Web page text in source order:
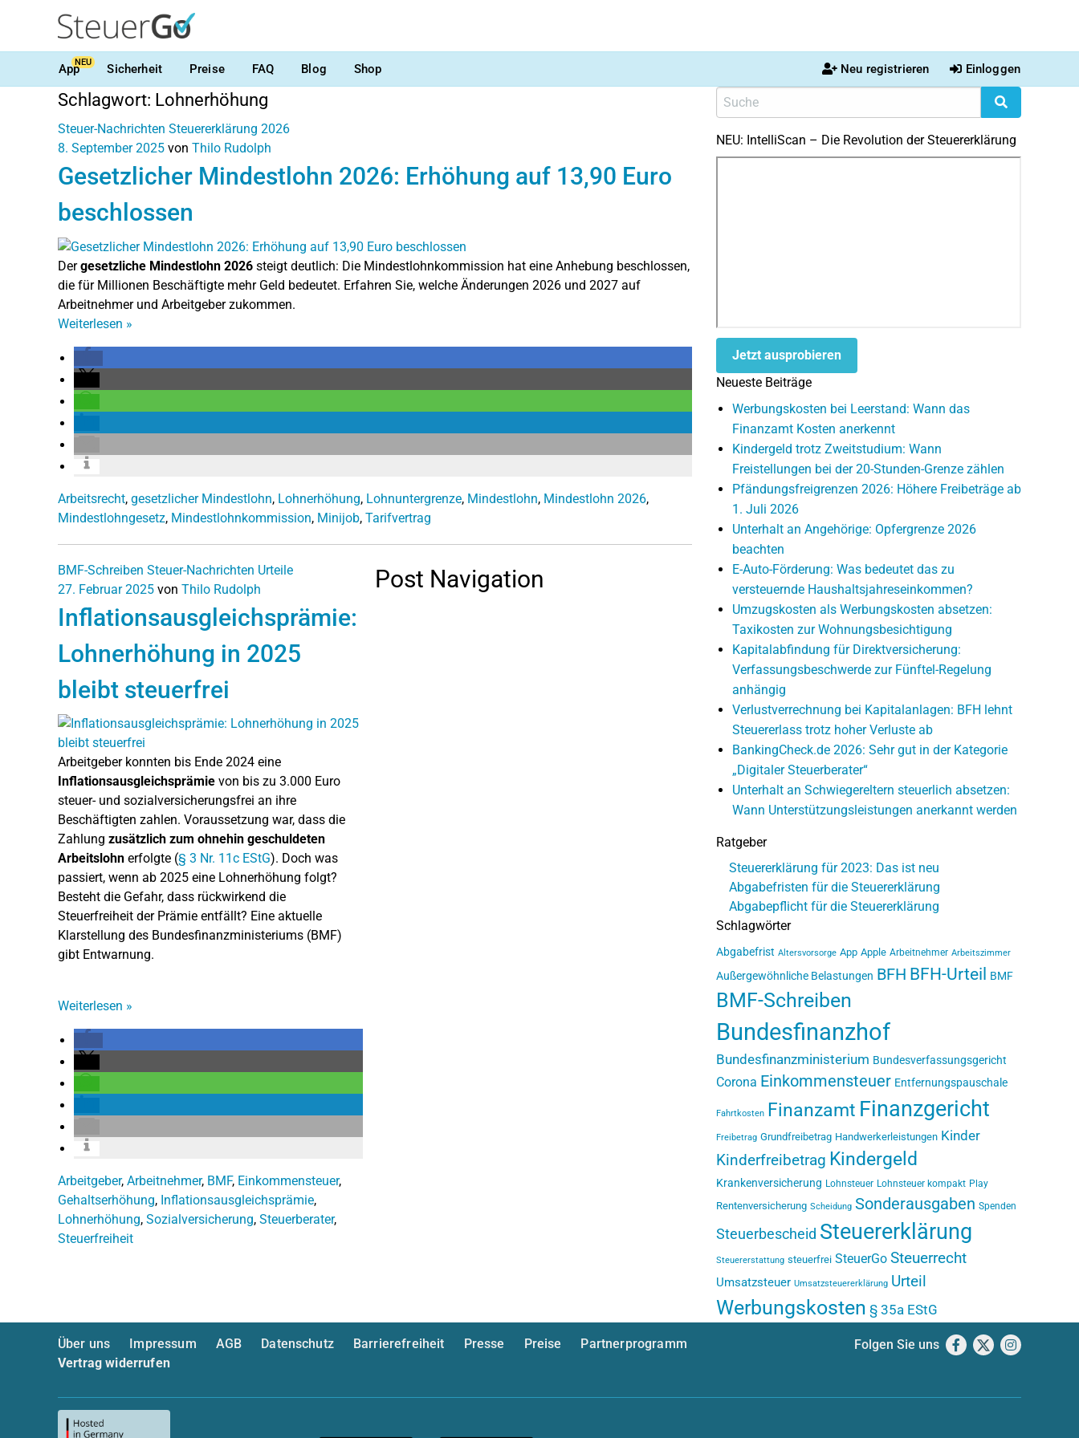
AppNEU Sicherheit Preise FAQ Blog Shop Neu registrieren Einloggen
Schlagwort: Lohnerhöhung
Steuer-Nachrichten Steuererklärung 2026
8. September 2025 von Thilo Rudolph
Gesetzlicher Mindestlohn 2026: Erhöhung auf 13,90 Euro
beschlossen
Dergesetzliche Mindestlohn 2026 steigt deutlich: Die Mindestlohnkommission hat eine Anhebung beschlossen,
die für Millionen Beschäftigte mehr Geld bedeutet. Erfahren Sie, welche Änderungen 2026 und 2027 auf
Arbeitnehmer und Arbeitgeber zukommen.
Weiterlesen »
Arbeitsrecht, gesetzlicher Mindestlohn, Lohnerhöhung, Lohnuntergrenze, Mindestlohn, Mindestlohn 2026,
Mindestlohngesetz, Mindestlohnkommission, Minijob, Tarifvertrag
BMF-Schreiben Steuer-Nachrichten Urteile
27. Februar 2025 von Thilo Rudolph
Inflationsausgleichsprämie:
Lohnerhöhung in 2025
bleibt steuerfrei
Arbeitgeber konnten bis Ende 2024 eine
Inflationsausgleichsprämie von bis zu 3.000 Euro
steuer- und sozialversicherungsfrei an ihre
Beschäftigten zahlen. Voraussetzung war, dass die
Zahlung zusätzlich zum ohnehin geschuldeten
Arbeitslohn erfolgte (§ 3 Nr. 11c EStG). Doch was
passiert, wenn ab 2025 eine Lohnerhöhung folgt?
Besteht die Gefahr, dass rückwirkend die
Steuerfreiheit der Prämie entfällt? Eine aktuelle
Klarstellung des Bundesfinanzministeriums (BMF)
gibt Entwarnung.
Weiterlesen »
Arbeitgeber, Arbeitnehmer, BMF, Einkommensteuer,
Gehaltserhöhung, Inflationsausgleichsprämie,
Lohnerhöhung, Sozialversicherung, Steuerberater,
Steuerfreiheit
Post Navigation
NEU: IntelliScan – Die Revolution der Steuererklärung
Jetzt ausprobieren
Neueste Beiträge
Werbungskosten bei Leerstand: Wann das
Finanzamt Kosten anerkennt
Kindergeld trotz Zweitstudium: Wann
Freistellungen bei der 20-Stunden-Grenze zählen
Pfändungsfreigrenzen 2026: Höhere Freibeträge ab
1. Juli 2026
Unterhalt an Angehörige: Opfergrenze 2026
beachten
E-Auto-Förderung: Was bedeutet das zu
versteuernde Haushaltsjahreseinkommen?
Umzugskosten als Werbungskosten absetzen:
Taxikosten zur Wohnungsbesichtigung
Kapitalabfindung für Direktversicherung:
Verfassungsbeschwerde zur Fünftel-Regelung
anhängig
Verlustverrechnung bei Kapitalanlagen: BFH lehnt
Steuererlass trotz hoher Verluste ab
BankingCheck.de 2026: Sehr gut in der Kategorie
„Digitaler Steuerberater“
Unterhalt an Schwiegereltern steuerlich absetzen:
Wann Unterstützungsleistungen anerkannt werden
Ratgeber
Steuererklärung für 2023: Das ist neu
Abgabefristen für die Steuererklärung
Abgabepflicht für die Steuererklärung
Schlagwörter
Abgabefrist Altersvorsorge App Apple Arbeitnehmer Arbeitszimmer
Außergewöhnliche Belastungen BFH BFH-Urteil BMF
BMF-Schreiben
Bundesfinanzhof
Bundesfinanzministerium Bundesverfassungsgericht
Corona Einkommensteuer Entfernungspauschale
Fahrtkosten Finanzamt Finanzgericht
Freibetrag Grundfreibetrag Handwerkerleistungen Kinder
Kinderfreibetrag Kindergeld
Krankenversicherung Lohnsteuer Lohnsteuer kompakt Play
Rentenversicherung Scheidung Sonderausgaben Spenden
Steuerbescheid Steuererklärung
Steuererstattung steuerfrei SteuerGo Steuerrecht
Umsatzsteuer Umsatzsteuererklärung Urteil
Werbungskosten § 35a EStG
Über uns Impressum AGB Datenschutz Barrierefreiheit Presse Preise
Partnerprogramm
Vertrag widerrufen
Folgen Sie uns Facebook
X Instagram